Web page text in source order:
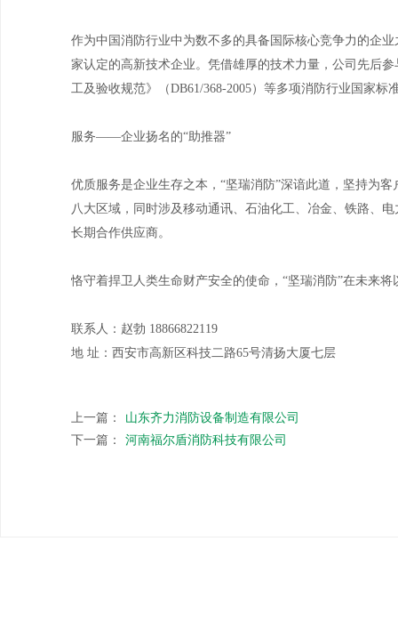
作为中国消防行业中为数不多的具备国际核心竞争力的企
家认定的高新技术企业。凭借雄厚的技术力量，公司先后
工及验收规范》（DB61/368-2005）等多项消防行业国家标
服务——企业扬名的“助推器”
优质服务是企业生存之本，“坚瑞消防”深谙此道，坚持为
八大区域，同时涉及移动通讯、石油化工、冶金、铁路、
长期合作供应商。
恪守着捍卫人类生命财产安全的使命，“坚瑞消防”在未来
联系人：赵勃 18866822119
地 址：西安市高新区科技二路65号清扬大厦七层
上一篇：
山东齐力消防设备制造有限公司
下一篇：
河南福尔盾消防科技有限公司